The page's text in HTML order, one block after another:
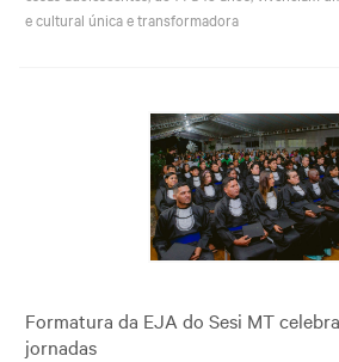
e cultural única e transformadora
Formatura da EJA do Sesi MT
jornadas